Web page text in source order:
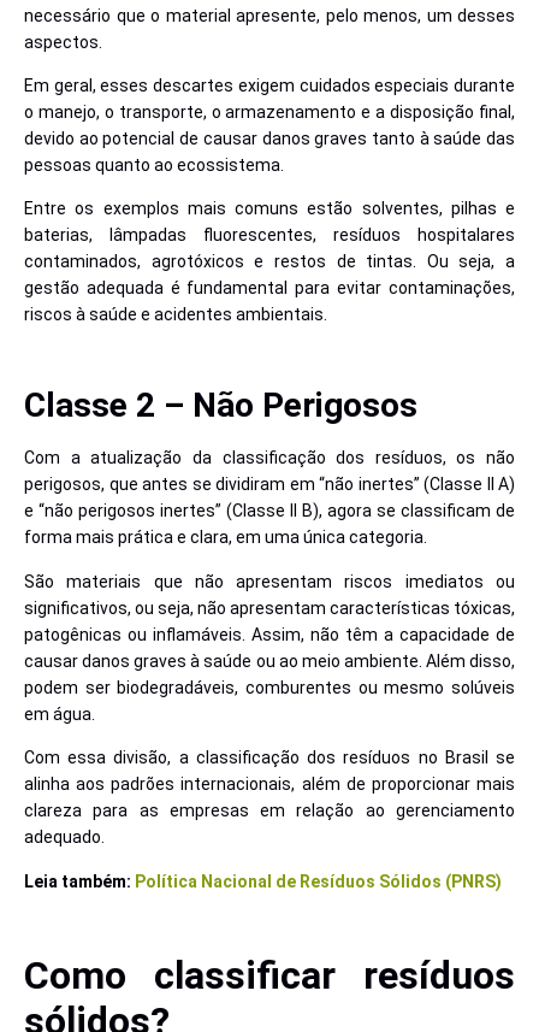
necessário que o material apresente, pelo menos, um desses
aspectos.
Em geral, esses descartes exigem cuidados especiais durante
o manejo, o transporte, o armazenamento e a disposição final,
devido ao potencial de causar danos graves tanto à saúde das
pessoas quanto ao ecossistema.
Entre os exemplos mais comuns estão solventes, pilhas e
baterias, lâmpadas fluorescentes, resíduos hospitalares
contaminados, agrotóxicos e restos de tintas. Ou seja, a
gestão adequada é fundamental para evitar contaminações,
riscos à saúde e acidentes ambientais.
Classe 2 – Não Perigosos
Com a atualização da classificação dos resíduos, os não
perigosos, que antes se dividiram em “não inertes” (Classe II A)
e “não perigosos inertes” (Classe II B), agora se classificam de
forma mais prática e clara, em uma única categoria.
São materiais que não apresentam riscos imediatos ou
significativos, ou seja, não apresentam características tóxicas,
patogênicas ou inflamáveis. Assim, não têm a capacidade de
causar danos graves à saúde ou ao meio ambiente. Além disso,
podem ser biodegradáveis, comburentes ou mesmo solúveis
em água.
Com essa divisão, a classificação dos resíduos no Brasil se
alinha aos padrões internacionais, além de proporcionar mais
clareza para as empresas em relação ao gerenciamento
adequado.
Leia também: Política Nacional de Resíduos Sólidos (PNRS)
Como classificar resíduos
sólidos?